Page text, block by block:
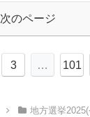
次のページ
3 … 101
地方選挙